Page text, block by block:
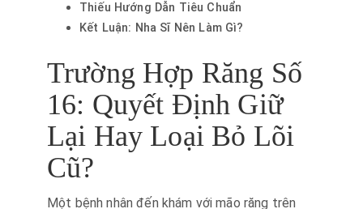
Thiếu Hướng Dẫn Tiêu Chuẩn
Kết Luận: Nha Sĩ Nên Làm Gì?
Trường Hợp Răng Số
16: Quyết Định Giữ
Lại Hay Loại Bỏ Lõi
Cũ?
Một bệnh nhân đến khám với mão răng trên